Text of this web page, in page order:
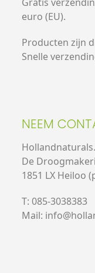
euro (EU).
Producten zijn
Snelle
NEEM
De
1851 LX Heiloo
T: 085-3038383
Mail: